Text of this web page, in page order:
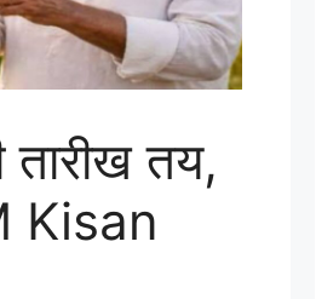
तारीख तय,
Kisan